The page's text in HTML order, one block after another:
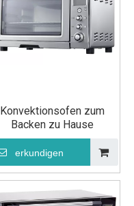
Konvektionsofen zum
Backen zu Hause
erkundigen